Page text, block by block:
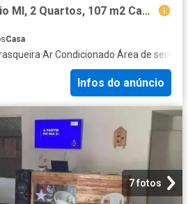
Casa, Parque Tarcisio MI, 2 Quartos, 107 m2 Campos dos Goytacazes
Casa
·Ar Condicionado·Área de serviço
Infos do anúncio
7 fotos